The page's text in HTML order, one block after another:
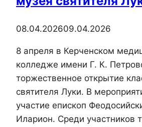
08.04.202609.04.2026
8 апреля в Керченском
колледже имени Г. К.
торжественное открытие
святителя Луки. В
участие епископ
Иларион. Среди участников